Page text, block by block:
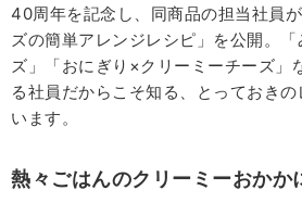
40周年を記念し、同商品の担当社員
ズの簡単アレンジレシピ」を公開。
ズ」「おにぎり×クリーミーチーズ」
る社員だからこそ知る、とっておき
います。
熱々ごはんのクリーミーおかか